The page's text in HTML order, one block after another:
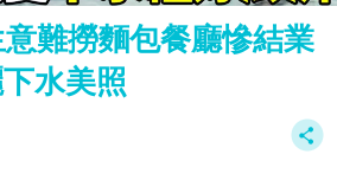
難撈麵包餐廳慘結業
水美照